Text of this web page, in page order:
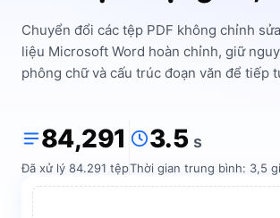
Chuyển đổi các tệp PDF không chỉnh
liệu Microsoft Word hoàn chỉnh, giữ
phông chữ và cấu trúc đoạn văn để tiếp
84,291
Đã xử lý 84.291 tệp
3.5 s
Thời gian trung bình: 3,5